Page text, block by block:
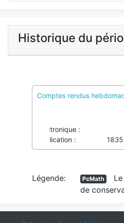
Historique du
Comptes rendus
Électronique :
Publication :
Légende: PcMath
Le
de